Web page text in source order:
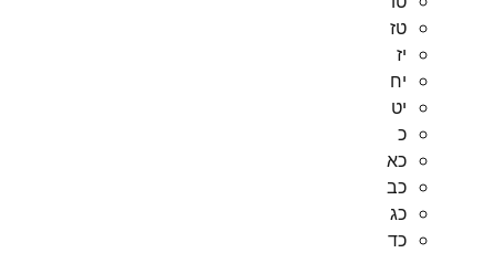
טז
יז
יח
יט
כ
כא
כב
כג
כד